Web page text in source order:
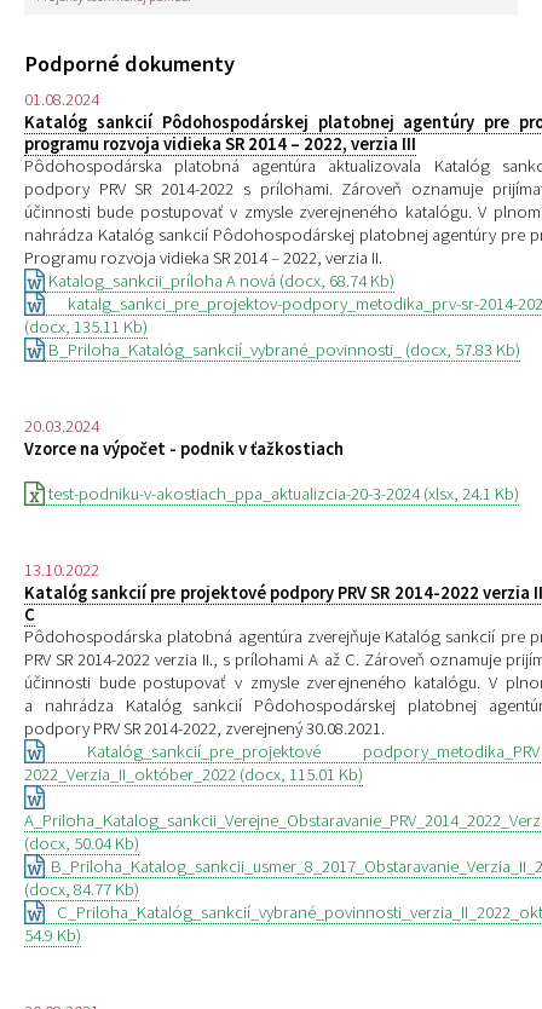
Podporné dokumenty
01.08.2024
Katalóg sankcií Pôdohospodárskej platobnej agentúry pre
programu rozvoja vidieka SR 2014 – 2022, verzia III
Pôdohospodárska platobná agentúra aktualizovala Katalóg
podpory PRV SR 2014-2022 s prílohami. Zároveň oznamuje
účinnosti bude postupovať v zmysle zverejneného katalógu. V
nahrádza Katalóg sankcií Pôdohospodárskej platobnej agentúry pre
Programu rozvoja vidieka SR 2014 – 2022, verzia II.
Katalog_sankcii_príloha A nová (docx, 68.74 Kb)
katalg_sankci_pre_projektov-podpory_metodika_prv-sr-2014-
(docx, 135.11 Kb)
B_Priloha_Katalóg_sankcií_vybrané_povinnosti_ (docx, 57.83 Kb)
20.03.2024
Vzorce na výpočet - podnik v ťažkostiach
test-podniku-v-akostiach_ppa_aktualizcia-20-3-2024 (xlsx, 24.1 Kb)
13.10.2022
Katalóg sankcií pre projektové podpory PRV SR 2014-2022 verzia
C
Pôdohospodárska platobná agentúra zverejňuje Katalóg sankcií pre
PRV SR 2014-2022 verzia II., s prílohami A až C. Zároveň oznamuje
účinnosti bude postupovať v zmysle zverejneného katalógu. V
a nahrádza Katalóg sankcií Pôdohospodárskej platobnej
podpory PRV SR 2014-2022, zverejnený 30.08.2021.
Katalóg_sankcií_pre_projektové
2022_Verzia_II_október_2022 (docx, 115.01 Kb)
(docx, 50.04 Kb)
(docx, 84.77 Kb)
54.9 Kb)